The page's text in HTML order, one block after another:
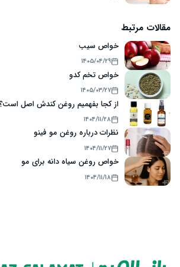
مقالات مرتبط
خواص سیب
۱۴۰۵/۰۴/۲۹
خواص تخم کدو
۱۴۰۵/۰۳/۲۷
از کجا بفهمیم روغن کندش اصل
۱۴۰۴/۱۱/۲۸
نظرات درباره روغن مو فینو
۱۴۰۴/۱۱/۲۷
خواص روغن سیاه دانه برای مو
۱۴۰۴/۱۱/۱۸